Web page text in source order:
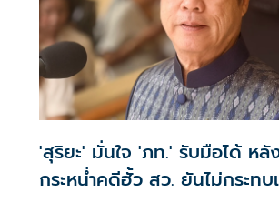
'สุริยะ' มั่นใจ 'ภท.' รับมือได้ หลั
กระหน่ำคดีฮั้ว สว. ยันไม่กระท